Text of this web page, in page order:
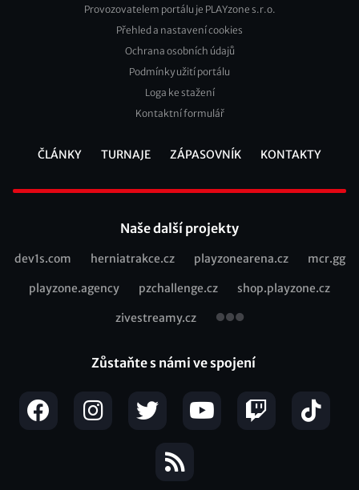
Footer
Provozovatelem portálu je PLAYzone s.r.o.
Přehled a nastavení cookies
Ochrana osobních údajů
Podmínky užití portálu
Loga ke stažení
Kontaktní formulář
ČLÁNKY TURNAJE ZÁPASOVNÍK KONTAKTY
Naše další projekty
Recommended
dev1s.com herniatrakce.cz playzonearena.cz mcr.gg
playzone.agency pzchallenge.cz shop.playzone.cz
zivestreamy.cz
Zůstaňte s námi ve spojení